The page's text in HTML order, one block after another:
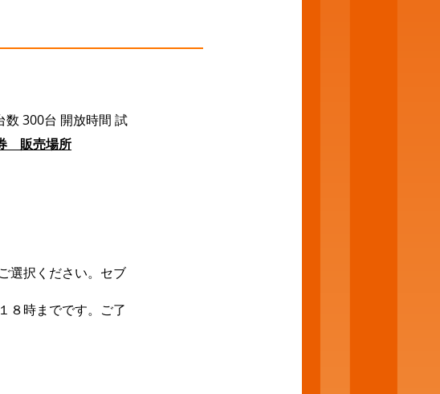
数 300台 開放時間 試
販売場所
選択ください。セブ
８時までです。ご了